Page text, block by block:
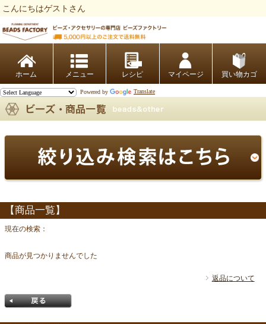
こんにちはゲストさん
ホーム レシピ マイページ 買い物カゴ
Powered by Translate
【商品一覧】
現在の検索：
商品が見つかりませんでした
返品について